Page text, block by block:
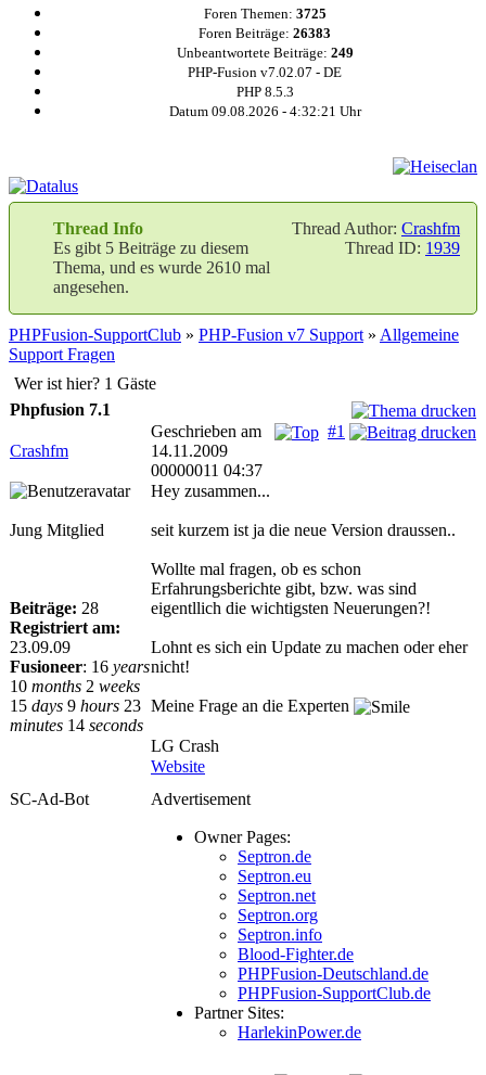
Foren Themen: 3725
Foren Beiträge: 26383
Unbeantwortete Beiträge: 249
PHP-Fusion v7.02.07 - DE
PHP 8.5.3
Datum 09.08.2026 - 4:32:21 Uhr
Thread Author: Crashfm
Thread ID: 1939
Thread Info
Es gibt 5 Beiträge zu diesem
Thema, und es wurde 2610 mal
angesehen.
PHPFusion-SupportClub » PHP-Fusion v7 Support » Allgemeine
Support Fragen
Wer ist hier? 1 Gäste
Phpfusion 7.1
Crashfm
#1
Geschrieben am
14.11.2009
00000011 04:37
Jung Mitglied
Beiträge: 28
Registriert am:
23.09.09
Fusioneer: 16 years
10 months 2 weeks
15 days 9 hours 23
minutes 14 seconds
Hey zusammen...
seit kurzem ist ja die neue Version draussen..
Wollte mal fragen, ob es schon
Erfahrungsberichte gibt, bzw. was sind
eigentllich die wichtigsten Neuerungen?!
Lohnt es sich ein Update zu machen oder eher
nicht!
Meine Frage an die Experten
LG Crash
Website
SC-Ad-Bot
Advertisement
Owner Pages:
Septron.de
Septron.eu
Septron.net
Septron.org
Septron.info
Blood-Fighter.de
PHPFusion-Deutschland.de
PHPFusion-SupportClub.de
Partner Sites:
HarlekinPower.de